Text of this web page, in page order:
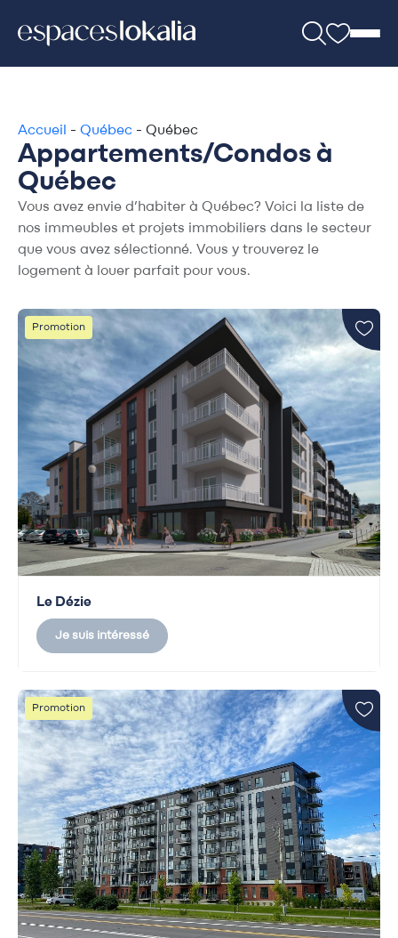
Accueil - Québec - Québec
Appartements/Condos à
Québec
Vous avez envie d’habiter à Québec? Voici la liste de
nos immeubles et projets immobiliers dans le secteur
que vous avez sélectionné. Vous y trouverez le
logement à louer parfait pour vous.
Promotion
Le Dézie
Je suis intéressé
Promotion